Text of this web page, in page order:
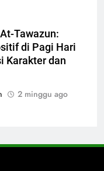
Tawazun:
di Pagi Hari
Karakter dan
2 minggu ago